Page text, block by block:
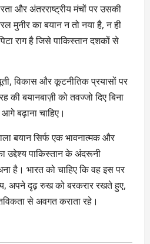
और अंतरराष्ट्रीय मंचों पर उसकी
मुनीर का बयान न तो नया है, न ही
राग है जिसे पाकिस्तान दशकों से
विकास और कूटनीतिक प्रयासों पर
की बयानबाज़ी को तवज्जो दिए बिना
बढ़ाना चाहिए।
बयान सिर्फ एक भावनात्मक और
उद्देश्य पाकिस्तान के अंदरूनी
है। भारत को चाहिए कि वह इस पर
अपने दृढ़ रुख को बरकरार रखते हुए,
से अवगत कराता रहे।